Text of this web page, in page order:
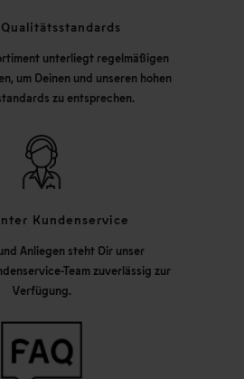
unterliegt regelmäßigen
um Deinen und unseren hohen
zu entsprechen.
Kundenservice
Anliegen steht Dir unser
Team zuverlässig zur
Verfügung.